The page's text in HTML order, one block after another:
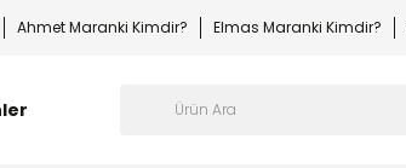
Ahmet Maranki Kimdir? Elmas Maranki Kimdir?